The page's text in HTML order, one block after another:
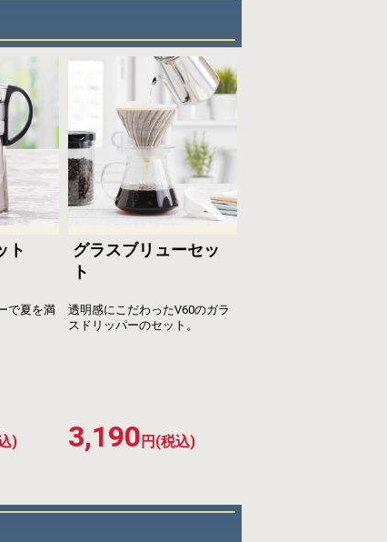
ト
で夏を満
)
グラスブリューセッ
ト
透明感にこだわったV60のガラ
スドリッパーのセット。
3,190 円(税込)